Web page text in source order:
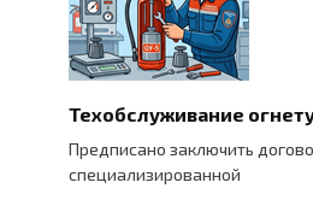
Техобслуживание
Предписано заключить
специализированной